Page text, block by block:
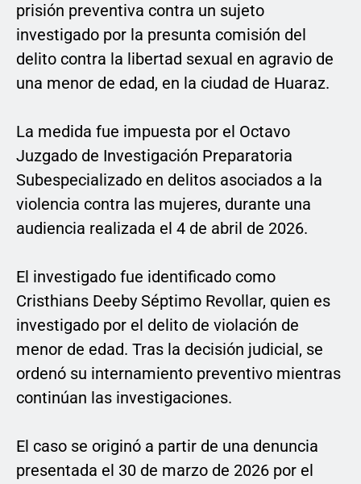
prisión preventiva contra un sujeto
investigado por la presunta comisión del
delito contra la libertad sexual en agravio de
una menor de edad, en la ciudad de Huaraz.
La medida fue impuesta por el Octavo
Juzgado de Investigación Preparatoria
Subespecializado en delitos asociados a la
violencia contra las mujeres, durante una
audiencia realizada el 4 de abril de 2026.
El investigado fue identificado como
Cristhians Deeby Séptimo Revollar, quien es
investigado por el delito de violación de
menor de edad. Tras la decisión judicial, se
ordenó su internamiento preventivo mientras
continúan las investigaciones.
El caso se originó a partir de una denuncia
presentada el 30 de marzo de 2026 por el